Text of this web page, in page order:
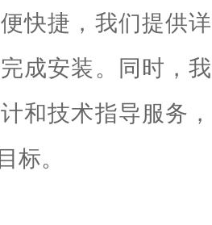
快捷，我们提供
成安装。同时，
和技术指导服务
标。